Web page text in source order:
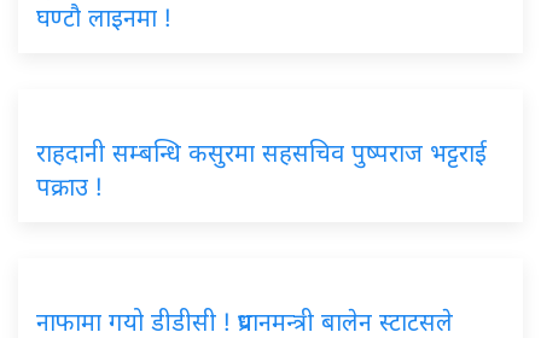
घण्टौ लाइनमा !
राहदानी सम्बन्धि कसुरमा सहसचिव पुष्पराज भट्टराई
पक्राउ !
नाफामा गयो डीडीसी ! प्रधानमन्त्री बालेन स्टाटसले